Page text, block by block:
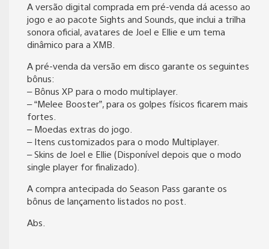
A versão digital comprada em pré-venda dá acesso ao
jogo e ao pacote Sights and Sounds, que inclui a trilha
sonora oficial, avatares de Joel e Ellie e um tema
dinâmico para a XMB.
A pré-venda da versão em disco garante os seguintes
bônus:
– Bônus XP para o modo multiplayer.
– “Melee Booster”, para os golpes físicos ficarem mais
fortes.
– Moedas extras do jogo.
– Itens customizados para o modo Multiplayer.
– Skins de Joel e Ellie (Disponível depois que o modo
single player for finalizado).
A compra antecipada do Season Pass garante os
bônus de lançamento listados no post.
Abs.